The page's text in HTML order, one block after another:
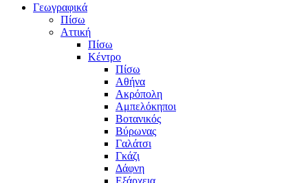
Γεωγραφικά
Πίσω
Αττική
Πίσω
Κέντρο
Πίσω
Αθήνα
Ακρόπολη
Αμπελόκηποι
Βοτανικός
Βύρωνας
Γαλάτσι
Γκάζι
Δάφνη
Εξάρχεια